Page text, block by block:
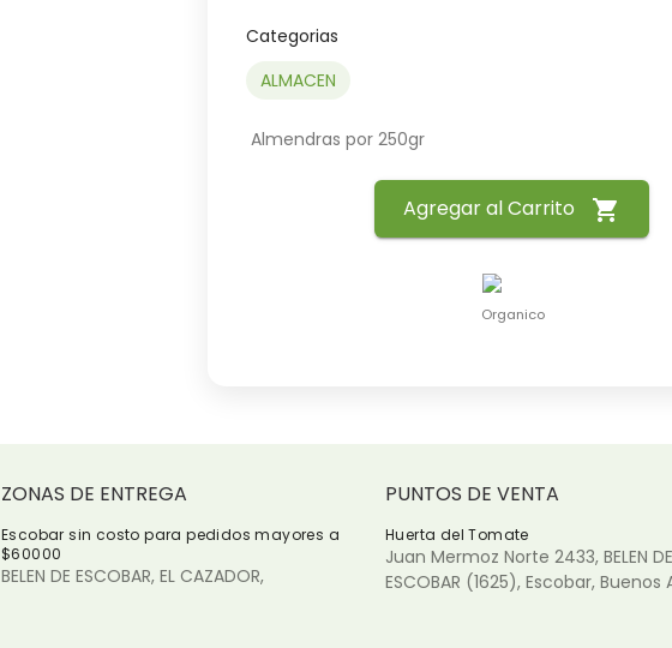
Categorias
ALMACEN
Agregar al Carrito shopping_cart
Organico
ZONAS DE ENTREGA
Escobar sin costo para pedidos mayores a
$60000
BELEN DE ESCOBAR, EL CAZADOR,
PUNTOS DE VENTA
Huerta del Tomate
Juan Mermoz Norte 2433, BELEN DE
ESCOBAR (1625), Escobar, Buenos